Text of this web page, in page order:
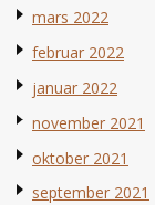
mars 2022
februar 2022
januar 2022
november 2021
oktober 2021
september 2021